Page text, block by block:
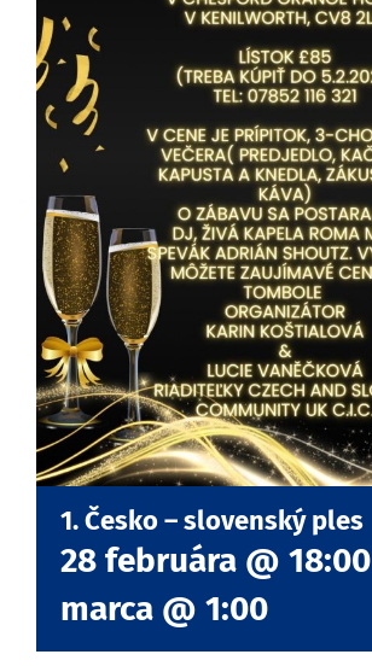
1. Česko – slovenský ples
28 februára @ 18:00
marca @ 1:00